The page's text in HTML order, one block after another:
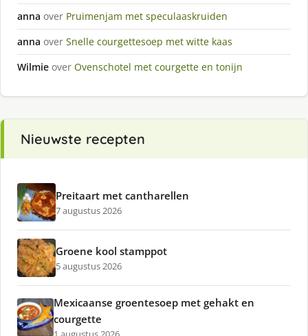
anna over Pruimenjam met speculaaskruiden
anna over Snelle courgettesoep met witte kaas
Wilmie over Ovenschotel met courgette en tonijn
Nieuwste recepten
Preitaart met cantharellen
7 augustus 2026
Groene kool stamppot
5 augustus 2026
Mexicaanse groentesoep met gehakt en
courgette